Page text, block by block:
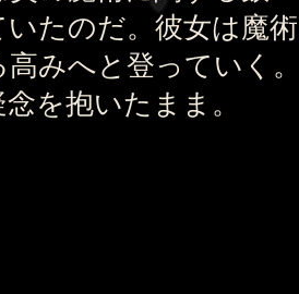
たのだ。彼女は魔
高みへと登っていく
を抱いたまま。